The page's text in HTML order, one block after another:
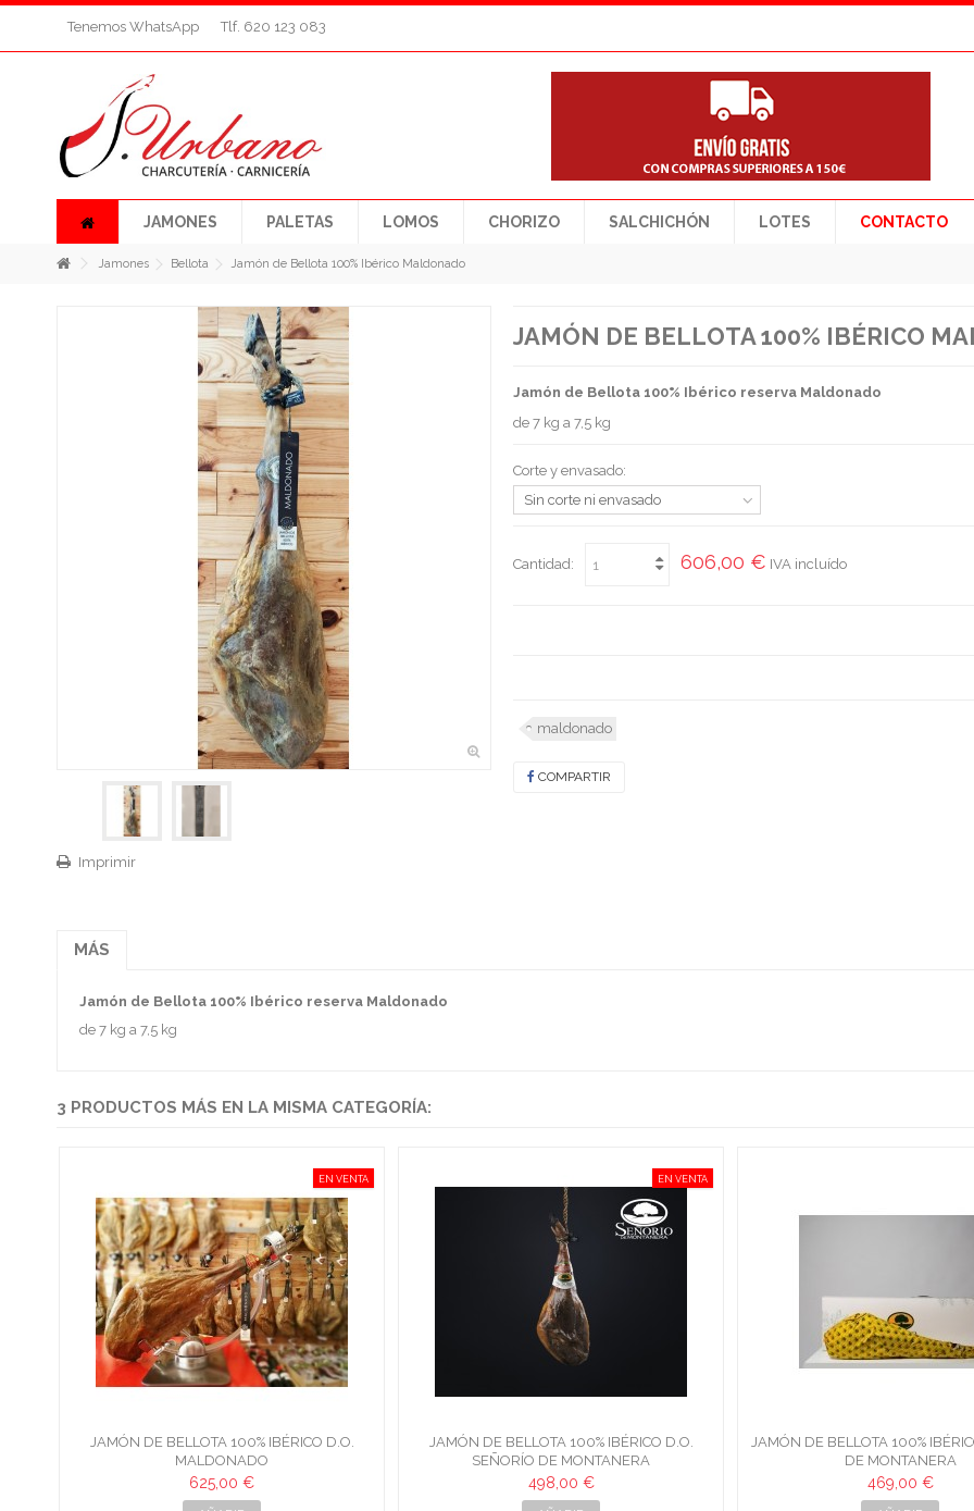
Tenemos WhatsApp Tlf. 620 123 083
JAMONES PALETAS LOMOS CHORIZO SALCHICHÓN LOTES CONTACTO
Jamones Bellota Jamón de Bellota 100% Ibérico Maldonado
Imprimir
JAMÓN DE BELLOTA 100% IBÉRICO
Jamón de Bellota 100% Ibérico reserva Maldonado
de 7 kg a 7,5 kg
Corte y envasado:
Sin corte ni envasado
Cantidad: 606,00 € IVA incluído
maldonado
COMPARTIR
MÁS
Jamón de Bellota 100% Ibérico reserva Maldonado
de 7 kg a 7,5 kg
3 PRODUCTOS MÁS EN LA MISMA CATEGORÍA:
EN VENTA
JAMÓN DE BELLOTA 100% IBÉRICO D.O.
MALDONADO
625,00 €
EN VENTA
JAMÓN DE BELLOTA 100% IBÉRICO D.O.
SEÑORÍO DE MONTANERA
498,00 €
JAMÓN DE BELLOTA 100%
DE MONTANERA
469,00 €